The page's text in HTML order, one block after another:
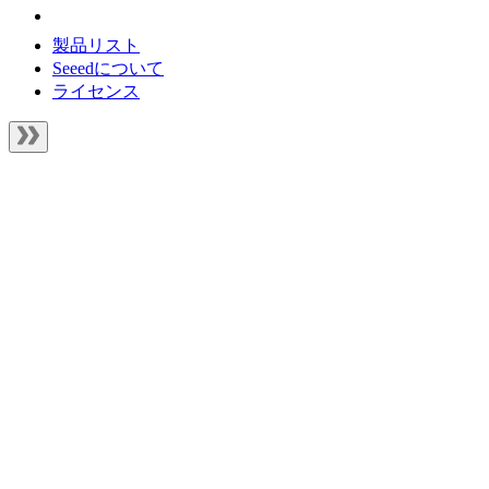
製品リスト
Seeedについて
ライセンス